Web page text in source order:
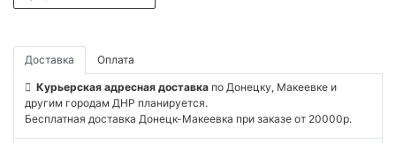
Доставка Оплата
Курьерская адресная доставка по Донецку, Макеевке и
другим городам ДНР планируется.
Бесплатная доставка Донецк-Макеевка при заказе от 20000р.